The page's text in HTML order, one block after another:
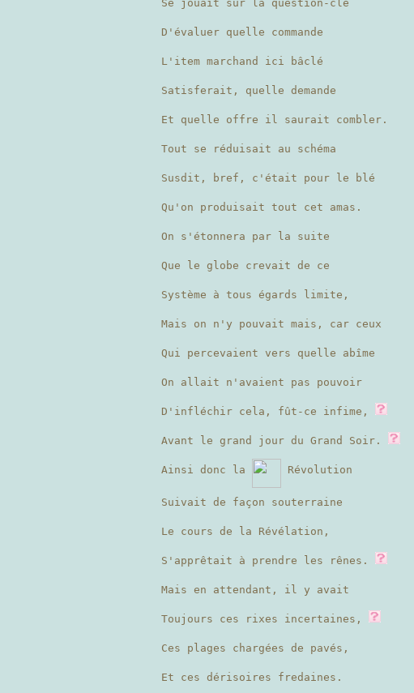
Se jouait sur la question-clé
D'évaluer quelle commande
L'item marchand ici bâclé
Satisferait, quelle demande
Et quelle offre il saurait combler.
Tout se réduisait au schéma
Susdit, bref, c'était pour le blé
Qu'on produisait tout cet amas.
On s'étonnera par la suite
Que le globe crevait de ce
Système à tous égards limite,
Mais on n'y pouvait mais, car ceux
Qui percevaient vers quelle abîme
On allait n'avaient pas pouvoir
D'infléchir cela, fût-ce infime,
Avant le grand jour du Grand Soir.
Ainsi donc la Révolution
Suivait de façon souterraine
Le cours de la Révélation,
S'apprêtait à prendre les rênes.
Mais en attendant, il y avait
Toujours ces rixes incertaines,
Ces plages chargées de pavés,
Et ces dérisoires fredaines.